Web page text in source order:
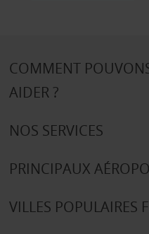
COMMENT
AIDER ?
NOS SERVICES
PRINCIPAUX
VILLES POPULAIRES